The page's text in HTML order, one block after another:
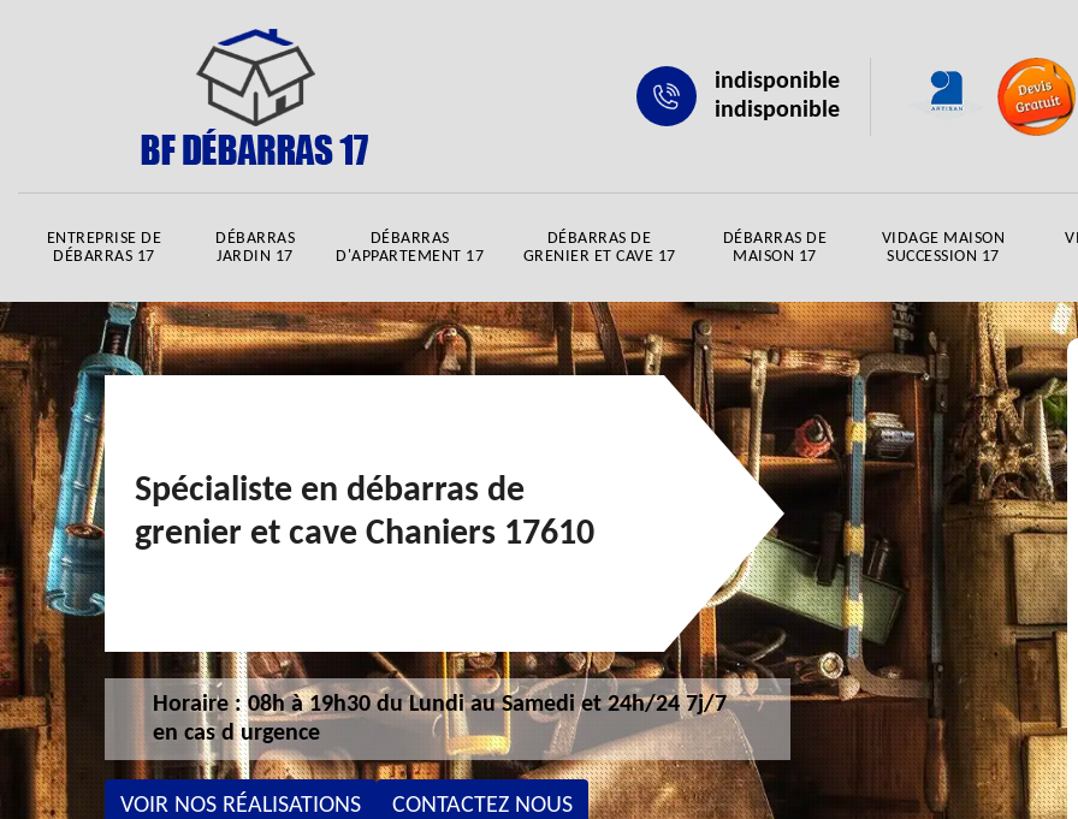
indisponible
indisponible
ENTREPRISE DE
DÉBARRAS 17
DÉBARRAS
JARDIN 17
DÉBARRAS
D'APPARTEMENT 17
DÉBARRAS DE
GRENIER ET CAVE 17
DÉBARRAS DE
MAISON 17
VIDAGE MAISON
SUCCESSION 17
Spécialiste en débarras de
grenier et cave Chaniers 17610
Horaire : 08h à 19h30 du Lundi au Samedi et 24h/24 7j/7
en cas d urgence
VOIR NOS RÉALISATIONS CONTACTEZ NOUS